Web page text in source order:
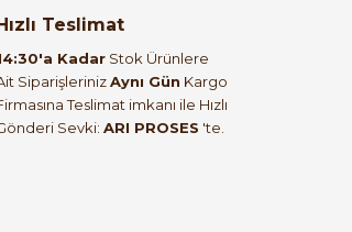
Hızlı Teslimat
Kadar Stok Ürünlere
SiparişlerinizAynı Gün Kargo
Teslimat imkanı ile Hızlı
Sevki: ARI PROSES 'te.